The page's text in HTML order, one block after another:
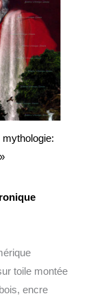
toile montée
encre